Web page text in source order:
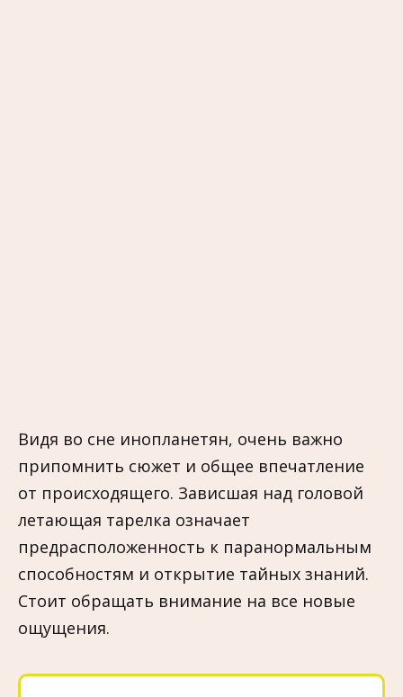
Видя во сне инопланетян, очень важно
припомнить сюжет и общее впечатление
от происходящего. Зависшая над головой
летающая тарелка означает
предрасположенность к паранормальным
способностям и открытие тайных знаний.
Стоит обращать внимание на все новые
ощущения.